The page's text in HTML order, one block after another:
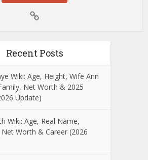
Recent Posts
Wiki: Age, Height, Wife Ann
Net Worth & 2025
Update)
Wiki: Age, Real Name,
Net Worth & Career (2026